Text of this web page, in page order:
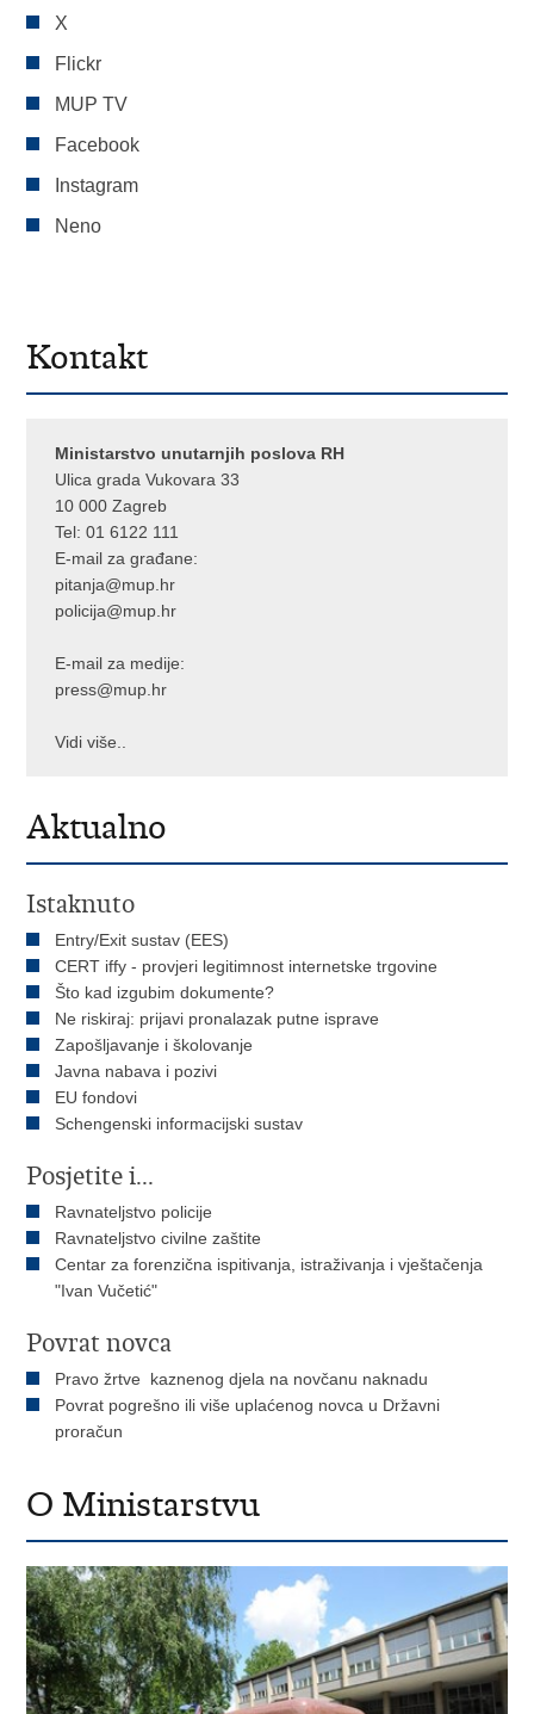
X
Flickr
MUP TV
Facebook
Instagram
Neno
Kontakt
Ministarstvo unutarnjih poslova RH
Ulica grada Vukovara 33
10 000 Zagreb
Tel:01 6122 111
E-mail za građane:
pitanja@mup.hr
policija@mup.hr
E-mail za medije:
press@mup.hr
Vidi više..
Aktualno
Istaknuto
Entry/Exit sustav (EES)
CERT iffy - provjeri legitimnost internetske trgovine
Što kad izgubim dokumente?
Ne riskiraj: prijavi pronalazak putne isprave
Zapošljavanje i školovanje
Javna nabava i pozivi
EU fondovi
Schengenski informacijski sustav
Posjetite i...
Ravnateljstvo policije
Ravnateljstvo civilne zaštite
Centar za forenzična ispitivanja, istraživanja i vještačenja
"Ivan Vučetić"
Povrat novca
Pravo žrtve kaznenog djela na novčanu naknadu
Povrat pogrešno ili više uplaćenog novca u Državni
proračun
O Ministarstvu